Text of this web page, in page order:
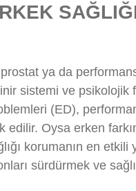
prostat ya da
sistemi ve psikolojik
(ED),
edilir. Oysa erken
korumanın en etkili
sürdürmek ve